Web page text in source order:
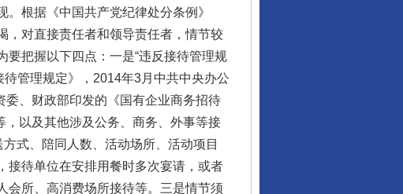
根据《中国共产党纪律处分条例》
，对直接责任者和领导责任者，情节较
把握以下四点：一是“违反接待管理规
管理规定》，2014年3月中共中央办公
、财政部印发的《国有企业商务招待
以及其他涉及公务、商务、外事等接
式、陪同人数、活动场所、活动项目
接待单位在安排用餐时多次宴请，或者
会所、高消费场所接待等。三是情节须